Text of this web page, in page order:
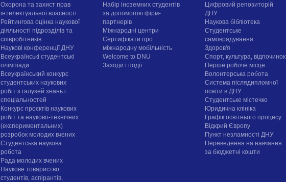
Охорона та захист прав
інтелектуальної власності
Рейтингова оцінка наукової
діяльності підрозділів та
співробітників
Наукові конференції ДНУ
Всеукраїнські студентські
олімпіади
Всеукраїнський конкурс
студентських наукових
робіт з галузей знань і
спеціальностей
Конкурс проєктів наукових
робіт та науково-технічних
(експериментальних)
розробок молодих вчених
Студентська наукова
робота
Рада молодих вчених
Наукове товариство
студентів, аспірантів,
Набір іноземних студентів
за допомогою фірм-
партнерів
Міжнародні центри
Сертифікати про
міжнародну мобільність
Welcome to DNU
Заходи і події
Цифровий репозиторій
ДНУ
Наукова бібліотека
Студентське
самоврядування
Здоров'я
Спорт, культура, відпочинок
Перше робоче місце
Волонтерська робота
Система післядипломної
освіти в ДНУ
Cтудентське містечко
Юридична клініка
Графік освітнього процесу
Відкрий Європу
Пункт незламності ДНУ
Переведення на навчання
за бюджетні кошти